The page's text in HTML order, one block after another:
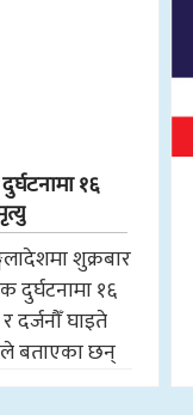
१६
शुक्रबार
१६
दर्जनौँ घाइते
बताएका छन्